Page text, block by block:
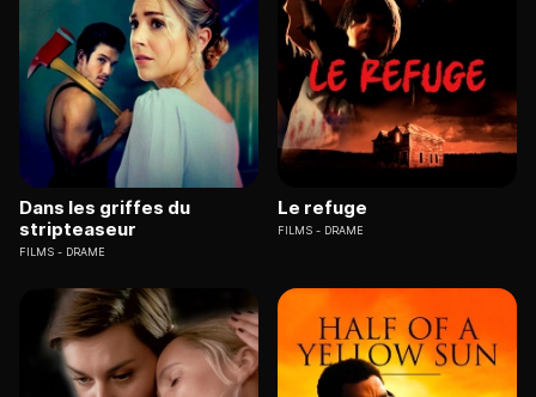
Dans les griffes du
stripteaseur
FILMS DRAME
Le refuge
FILMS DRAME